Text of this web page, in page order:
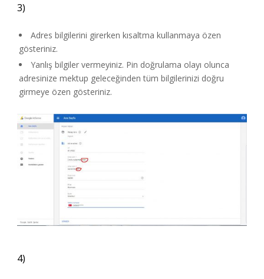
3)
Adres bilgilerini girerken kısaltma kullanmaya özen
gösteriniz.
Yanlış bilgiler vermeyiniz. Pin doğrulama olayı olunca
adresinize mektup geleceğinden tüm bilgilerinizi doğru
girmeye özen gösteriniz.
4)